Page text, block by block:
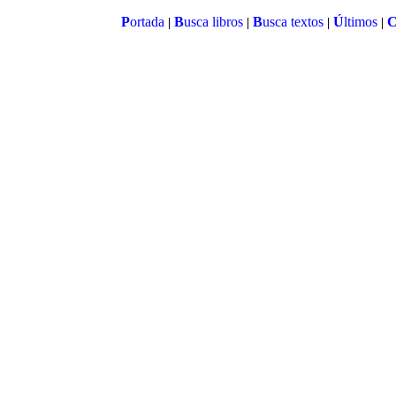
Portada| Busca libros| Busca textos| Últimos|